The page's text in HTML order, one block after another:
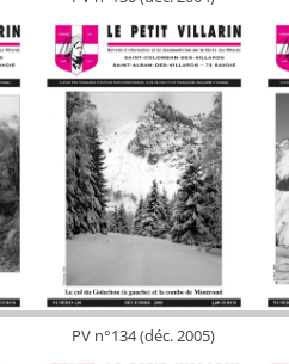
PV n°134 (déc. 2005)